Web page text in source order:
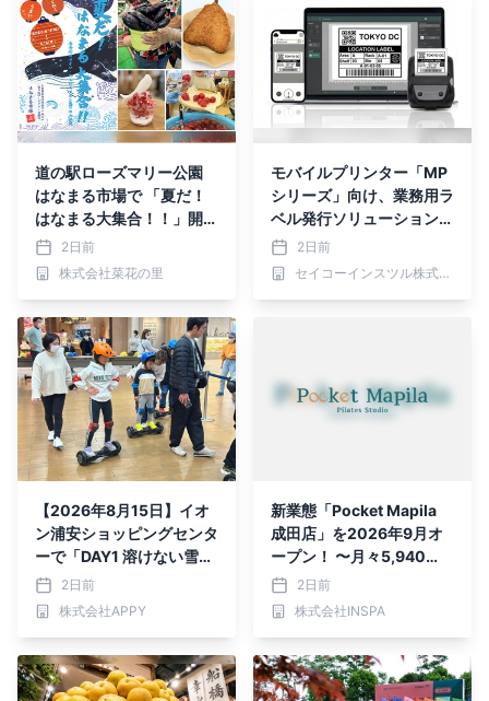
道の駅ローズマリー公園
はなまる市場で 「夏だ！
はなまる大集合！！」開
催 南房総の“うまい・わ
くわく”が集まる6日間
2日前
株式会社菜花の里
モバイルプリンター「MP
シリーズ」向け、業務用ラ
ベル発行ソリューション
「SII Label Solution」の
無償提供を開始
2日前
セイコーインスツル株式会社
【2026年8月15日】イオ
ン浦安ショッピングセンタ
ーで「DAY1 溶けない雪の
スノーパーク！」を開催
2日前
株式会社APPY
新業態「Pocket Mapila
成田店」を2026年9月オ
ープン！ 〜月々5,940
円、マシンピラティス×セ
ルフエステ〜
2日前
株式会社INSPA